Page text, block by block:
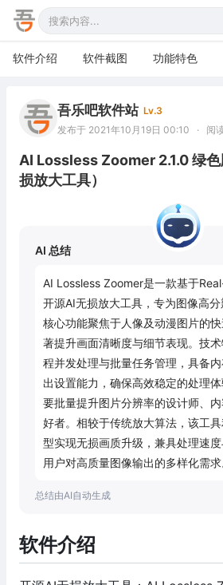
软件介绍 软件截图 功能特色
吾乐吧软件站 Lv.3
发布于 2021年10月19日 00:10
· 阅
AI Lossless Zoomer 2.1.0 绿
损放大工具）
AI 总结
AI Lossless Zoomer是一款基于
开源AI无损放大工具，专为图像高
核心功能聚焦于人像及动漫图片的
著提升画面清晰度与细节表现。技
程并发处理与批量任务管理，具备
出设置能力，确保高效稳定的处理
要批量提升图片分辨率的设计师、
好者。相较于传统放大算法，该工
型实现无损画质升级，兼具处理速
用户对高质量图像输出的多样化需求
软件介绍